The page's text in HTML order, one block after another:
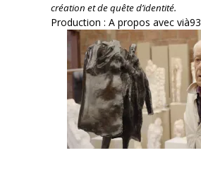
création et de quête d’identité.
Production : A propos avec vià93